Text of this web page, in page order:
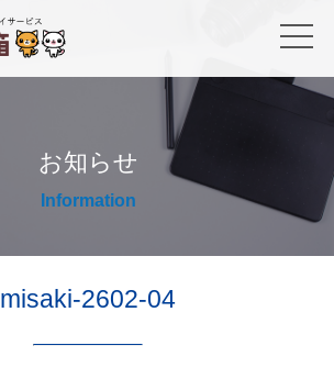
お知らせ
Information
misaki-2602-04